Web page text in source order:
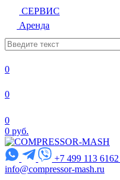
СЕРВИС
Аренда
0
0
0
0 руб.
+7 499 113 6162
info@compressor-mash.ru